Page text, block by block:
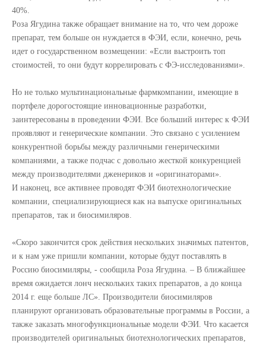
40%.
Роза Ягудина также обращает внимание на то, что чем дороже
препарат, тем больше он нуждается в ФЭИ, если, конечно, речь
идет о государственном возмещении: «Если выстроить топ
стоимостей, то они будут коррелировать с ФЭ-исследованиями».
Но не только мультинациональные фармкомпании, имеющие в
портфеле дорогостоящие инновационные разработки,
заинтересованы в проведении ФЭИ. Все больший интерес к ФЭИ
проявляют и генерические компании. Это связано с усилением
конкурентной борьбы между различными генерическими
компаниями, а также подчас с довольно жесткой конкуренцией
между производителями дженериков и «оригинаторами».
И наконец, все активнее проводят ФЭИ биотехнологические
компании, специализирующиеся как на выпуске оригинальных
препаратов, так и биосимиляров.
«Скоро закончится срок действия нескольких значимых патентов,
и к нам уже пришли компании, которые будут поставлять в
Россию биосимиляры, - сообщила Роза Ягудина. – В ближайшее
время ожидается лонч нескольких таких препаратов, а до конца
2014 г. еще больше ЛС». Производители биосимиляров
планируют организовать образовательные программы в России, а
также заказать многофункциональные модели ФЭИ. Что касается
производителей оригинальных биотехнологических препаратов,